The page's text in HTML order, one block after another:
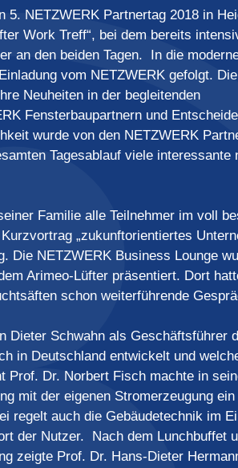
NETZWERK Partnertag 2018 in
Work Treff“, bei dem bereits
an den beiden Tagen. In die
vom NETZWERK gefolgt.
Neuheiten in der begleitenden
Fensterbaupartnern und
wurde von den NETZWERK
Tagesablauf viele
Familie alle Teilnehmer im voll
„zukunftorientiertes
Die NETZWERK Business Lounge
Arimeo-Lüfter präsentiert. Dort
schon weiterführende
Dieter Schwahn als Geschäftsführer
in Deutschland entwickelt und
Prof. Dr. Norbert Fisch machte in
mit der eigenen Stromerzeugung
regelt auch die Gebäudetechnik im
der Nutzer. Nach dem Lunchbuffet
zeigte Prof. Dr. Hans-Dieter